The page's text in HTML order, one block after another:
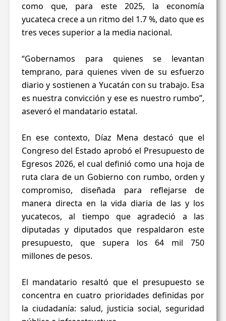
como que, para este 2025, la economía
yucateca crece a un ritmo del 1.7 %, dato que es
tres veces superior a la media nacional.
“Gobernamos para quienes se levantan
temprano, para quienes viven de su esfuerzo
diario y sostienen a Yucatán con su trabajo. Esa
es nuestra convicción y ese es nuestro rumbo”,
aseveró el mandatario estatal.
En ese contexto, Díaz Mena destacó que el
Congreso del Estado aprobó el Presupuesto de
Egresos 2026, el cual definió como una hoja de
ruta clara de un Gobierno con rumbo, orden y
compromiso, diseñada para reflejarse de
manera directa en la vida diaria de las y los
yucatecos, al tiempo que agradeció a las
diputadas y diputados que respaldaron este
presupuesto, que supera los 64 mil 750
millones de pesos.
El mandatario resaltó que el presupuesto se
concentra en cuatro prioridades definidas por
la ciudadanía: salud, justicia social, seguridad